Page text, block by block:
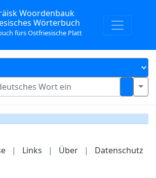
Woordenbauk
Wörterbuch
fürs Ostfriesische Platt
| Links | Über | Datenschutz